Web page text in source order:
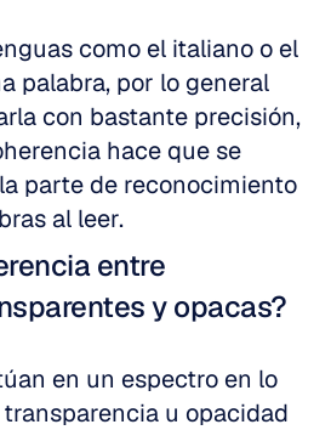
como el italiano o el
palabra, por lo general
con bastante precisión,
hace que se
parte de reconocimiento
al leer.
entre
y opacas?
en un espectro en lo
u opacidad